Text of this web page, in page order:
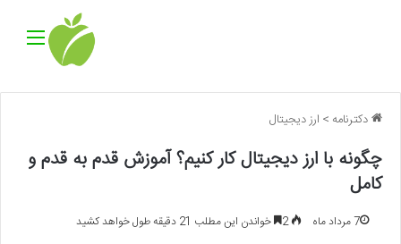
دکترنامه > ارز دیجیتال
چگونه با ارز دیجیتال کار کنیم؟ آموزش قدم به قدم و
کامل
7 مرداد ماه 2 خواندن این مطلب 21 دقیقه طول خواهد کشید